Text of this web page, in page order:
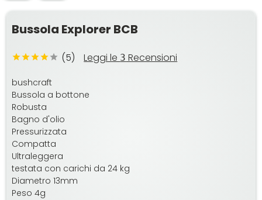
Bussola Explorer BCB
(5) Leggi le 3 Recensioni
bushcraft
Bussola a bottone
Robusta
Bagno d'olio
Pressurizzata
Compatta
Ultraleggera
testata con carichi da 24 kg
Diametro 13mm
Peso 4g